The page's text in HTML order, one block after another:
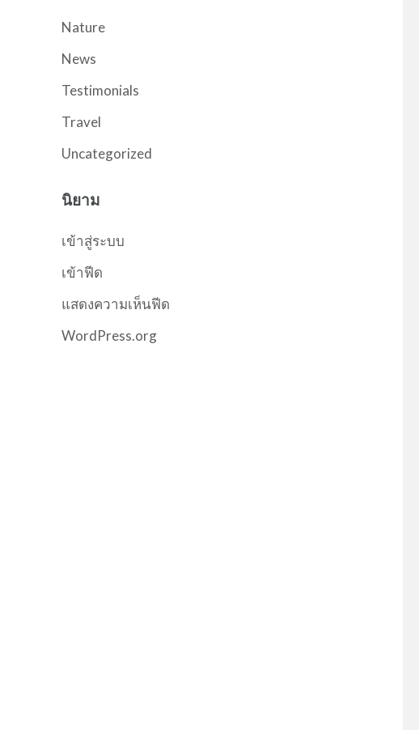
Nature
News
Testimonials
Travel
Uncategorized
นิยาม
เข้าสู่ระบบ
เข้าฟีด
แสดงความเห็นฟีด
WordPress.org